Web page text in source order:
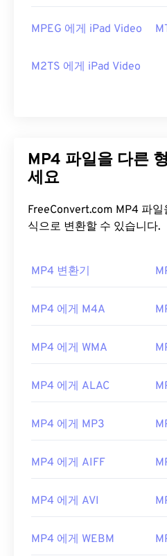
00
00
MPEG 에게 iPad Video
M2TS 에게 iPad Video
MP4 파일을 다른
세요
FreeConvert.com MP4 파일을 다음과 같은 다른 형
식으로 변환할 수 있습니다.
MP4 변환기
MP4 에게 M4A
MP4 에게 WMA
MP4 에게 ALAC
MP4 에게 MP3
MP4 에게 AIFF
MP4 에게 AVI
MP4 에게 WEBM